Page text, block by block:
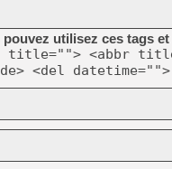
pouvez utilisez ces tags
title=""> <abbr
<del